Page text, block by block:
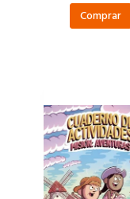
Comprar